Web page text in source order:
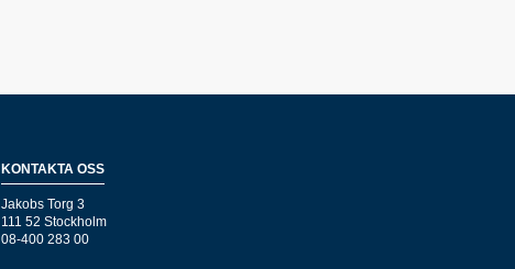
KONTAKTA OSS
Jakobs Torg 3
111 52 Stockholm
08-400 283 00